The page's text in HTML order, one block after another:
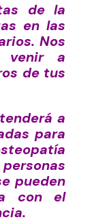
de la
en las
Nos
venir a
de tus
a
para
pueden
con el